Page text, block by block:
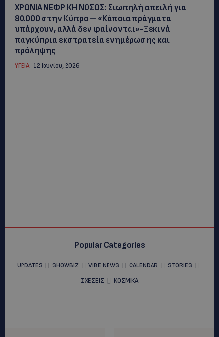
ΧΡΟΝΙΑ ΝΕΦΡΙΚΗ ΝΟΣΟΣ: Σιωπηλή απειλή για
80.000 στην Κύπρο – «Κάποια πράγματα
υπάρχουν, αλλά δεν φαίνονται»-Ξεκινά
παγκύπρια εκστρατεία ενημέρωσης και
πρόληψης
ΥΓΕΙΑ 12 Ιουνίου, 2026
Popular Categories
UPDATES SHOWBIZ VIBE NEWS CALENDAR
STORIES
ΣΧΕΣΕΙΣ
ΚΟΣΜΙΚΑ